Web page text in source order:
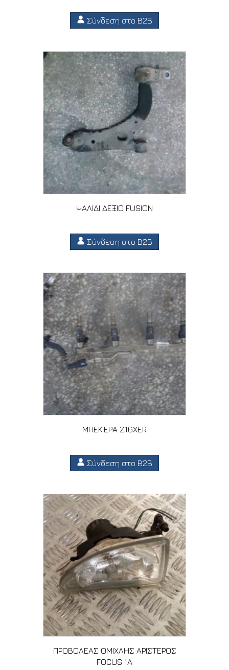
Σύνδεση στο B2B
ΨΑΛΙΔΙ ΔΕΞΙΟ FUSION
Σύνδεση στο B2B
ΜΠΕΚΙΕΡΑ Z16XER
Σύνδεση στο B2B
ΠΡΟΒΟΛΕΑΣ ΟΜΙΧΛΗΣ ΑΡΙΣΤΕΡΟΣ
FOCUS 1A